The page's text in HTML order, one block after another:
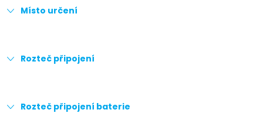
Místo určení
Rozteč připojení
Rozteč připojení baterie